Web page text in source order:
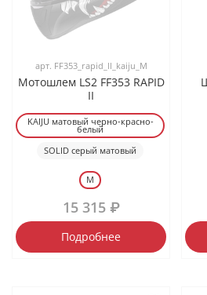
арт. FF353_rapid_ll_kaiju_M
Мотошлем LS2 FF353 RAPID
II
KAIJU матовый черно-красно-
белый
SOLID серый матовый
M
15 315 ₽
Подробнее